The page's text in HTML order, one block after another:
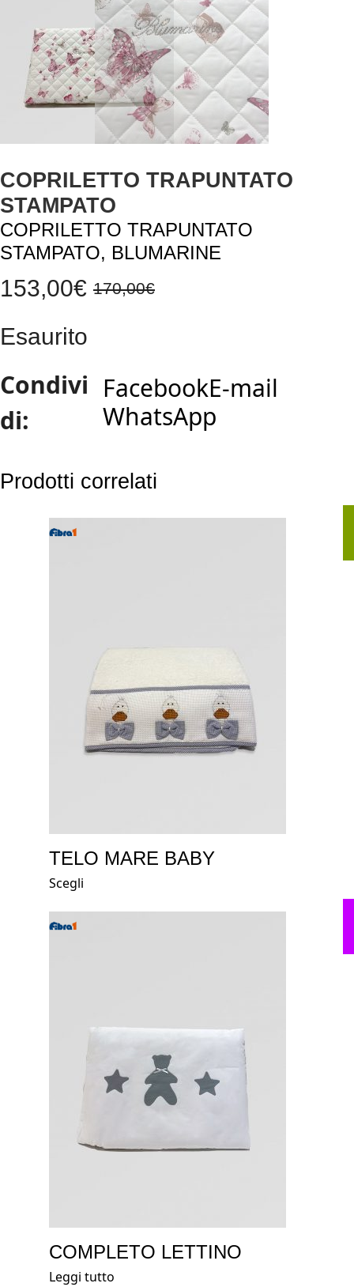
COPRILETTO TRAPUNTATO
STAMPATO
COPRILETTO TRAPUNTATO
STAMPATO, BLUMARINE
170,00€
Il
prezzo
originale
era:
153,00€
Il
prezzo
attuale
è:
Esaurito
Condivi
di:
FacebookE-mail
WhatsApp
Prodotti correlati
TELO MARE BABY
Scegli
COMPLETO LETTINO
Leggi tutto